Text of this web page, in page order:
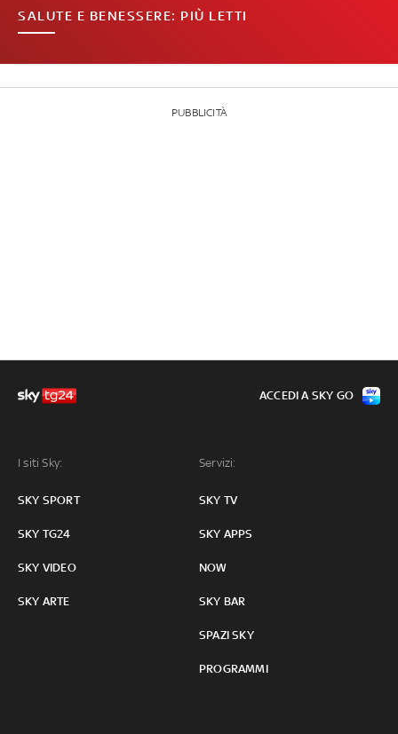
SALUTE E BENESSERE: PIÙ LETTI
PUBBLICITÀ
I siti Sky:
SKY SPORT
SKY TG24
SKY VIDEO
SKY ARTE
Servizi:
SKY TV
SKY APPS
NOW
SKY BAR
SPAZI SKY
PROGRAMMI
ACCEDI A SKY GO